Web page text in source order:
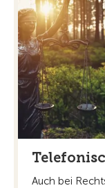
Auch bei